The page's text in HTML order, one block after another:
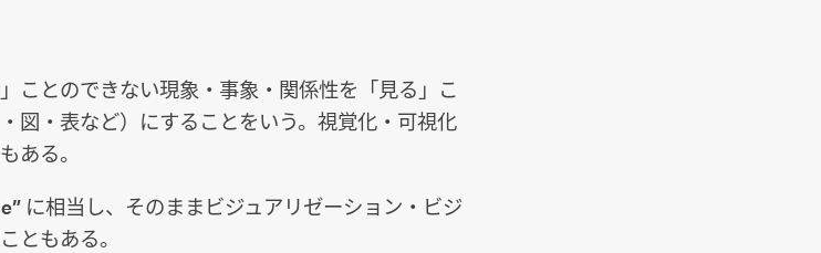
ことのできない現象・事象・関係性を「見る」こ
図・表など）にすることをいう。視覚化・可視化
ある。
に相当し、そのままビジュアリゼーション・ビジ
ともある。